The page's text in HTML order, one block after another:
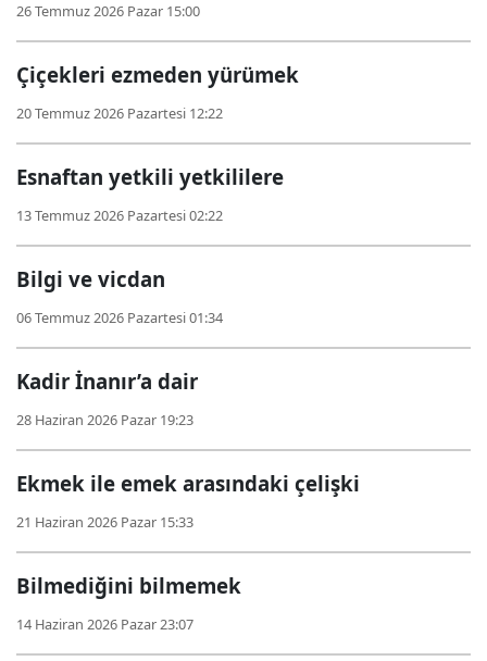
26 Temmuz 2026 Pazar 15:00
Çiçekleri ezmeden yürümek
20 Temmuz 2026 Pazartesi 12:22
Esnaftan yetkili yetkililere
13 Temmuz 2026 Pazartesi 02:22
Bilgi ve vicdan
06 Temmuz 2026 Pazartesi 01:34
Kadir İnanır’a dair
28 Haziran 2026 Pazar 19:23
Ekmek ile emek arasındaki çelişki
21 Haziran 2026 Pazar 15:33
Bilmediğini bilmemek
14 Haziran 2026 Pazar 23:07